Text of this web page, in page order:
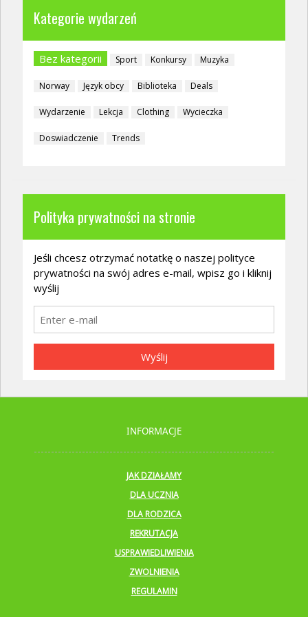
Kategorie wydarzeń
Bez kategorii Sport Konkursy Muzyka
Norway Język obcy Biblioteka Deals
Wydarzenie Lekcja Clothing Wycieczka
Doswiadczenie Trends
Polityka prywatności na stronie
Jeśli chcesz otrzymać notatkę o naszej polityce
prywatności na swój adres e-mail, wpisz go i kliknij
wyślij
Wyślij
INFORMACJE
JAK DZIAŁAMY
DLA UCZNIA
DLA RODZICA
REKRUTACJA
USPRAWIEDLIWIENIA
ZWOLNIENIA
REGULAMIN